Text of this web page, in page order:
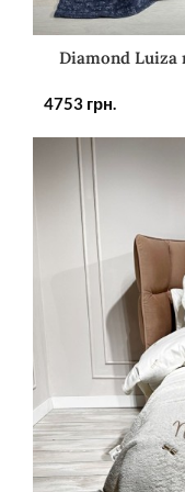
Diamond Luiza
4753 грн.